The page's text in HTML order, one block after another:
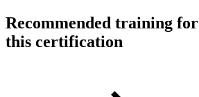
Recommended training for
this certification